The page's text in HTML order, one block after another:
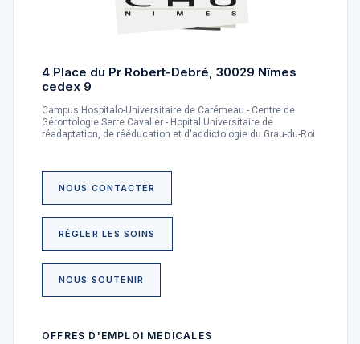
4 Place du Pr Robert-Debré, 30029 Nîmes
cedex 9
Campus Hospitalo-Universitaire de Carémeau - Centre de
Gérontologie Serre Cavalier - Hopital Universitaire de
réadaptation, de rééducation et d'addictologie du Grau-du-Roi
NOUS CONTACTER
RÉGLER LES SOINS
NOUS SOUTENIR
OFFRES D'EMPLOI MÉDICALES